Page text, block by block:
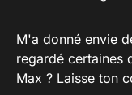
M'a donné envie
regardé certaines
Max ? Laisse ton